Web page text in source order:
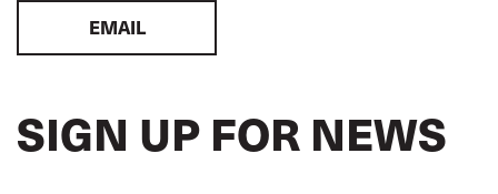
EMAIL
SIGN UP FOR NEWS